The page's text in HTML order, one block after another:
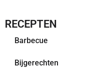
RECEPTEN
Barbecue
Bijgerechten